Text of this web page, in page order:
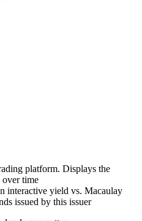
platform. Displays the
time
interactive yield vs. Macaulay
issued by this issuer